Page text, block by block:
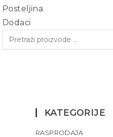
Posteljina
Dodaci
KATEGORIJE
RASPRODAJA